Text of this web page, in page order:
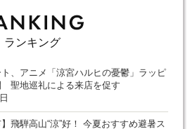
ランキング
、アニメ「涼宮ハルヒの憂鬱」ラッピ
聖地巡礼による来店を促す
】飛騨高山“涼”好！ 今夏おすすめ避暑ス